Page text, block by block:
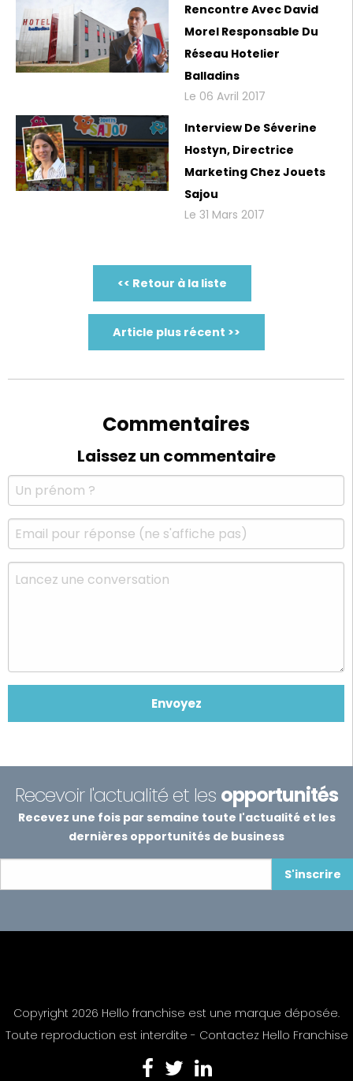
Rencontre Avec David
Morel Responsable Du
Réseau Hotelier
Balladins
Le 06 Avril 2017
Interview De Séverine
Hostyn, Directrice
Marketing Chez Jouets
Sajou
Le 31 Mars 2017
<< Retour à la liste
Article plus récent >>
Commentaires
Laissez un commentaire
Recevoir l'actualité et les opportunités
Recevez une fois par semaine toute l'actualité et les
dernières opportunités de business
S'inscrire
Copyright 2026 Hello franchise est une marque déposée.
Toute reproduction est interdite - Contactez Hello Franchise